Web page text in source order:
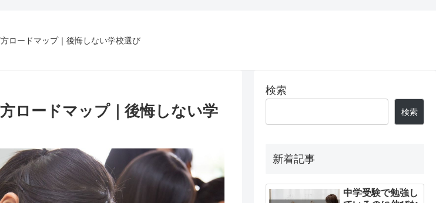
ロードマップ｜後悔しない学校選び
ロードマップ｜後悔しない学
検索
検索
新着記事
中学受験で勉強し